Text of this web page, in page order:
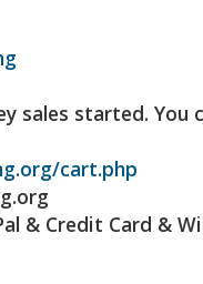
sales started.
cart.php
& Credit Card &